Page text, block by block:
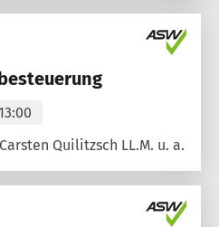
Quilitzsch LL.M. u. a.